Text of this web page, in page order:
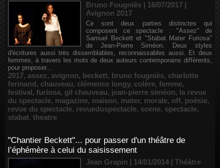
Bruno Fougniès | 16/07/2017 |
Avignon 2017
Ce sont deux parties distinctes qui
composent ce spectacle : "Assez" de
Samuel Beckett et "Stabat Mater Furiosa"
de Jean-Pierre Siméon. Deux styles
d'écritures aussi très dissemblables, reconnaissables aussi. Et deux
femmes, à travers les mots de deux auteurs contemporains différents,
pour proposer...
2017, assez, avignon, beckett, bruno fougniès, charlotte
fermand, chauveau, clémence longy, colère, femme,
festival, furiosa, gil chauveau, jean-pierre siméon, la revue
du spectacle, magazine, maison, mater, morale, off, poésie,
revue du spectacle, revueduspectacle, scene, spectacle,
stabat, theatre
"Chantier Beckett"... pour passer d'un théâtre de
l’éphémère à celui du saisissement
Jean Grapin | 14/01/2014 | Théâtre